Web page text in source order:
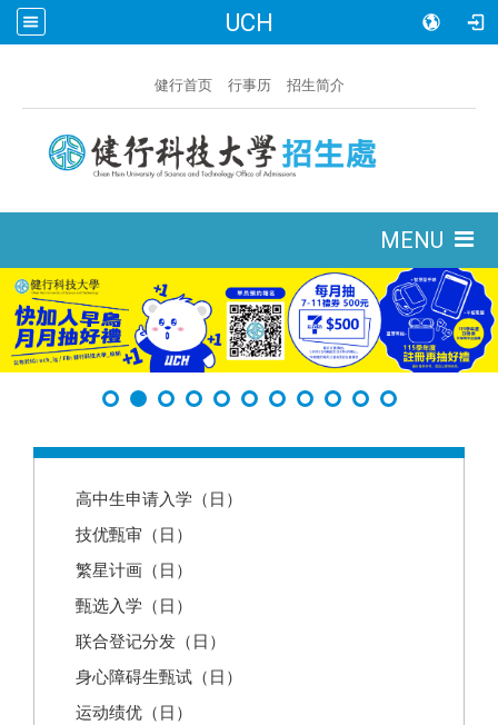
UCH
健行首页 行事历 招生简介
MENU
高中生申请入学（日）
技优甄审（日）
繁星计画（日）
甄选入学（日）
联合登记分发（日）
身心障碍生甄试（日）
运动绩优（日）